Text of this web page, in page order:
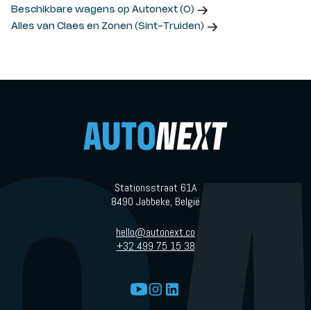
Beschikbare wagens op Autonext (0)
Alles van Claes en Zonen (Sint-Truiden)
Stationsstraat 61A
8490 Jabbeke, België
hello@autonext.co
+32 499 75 15 38